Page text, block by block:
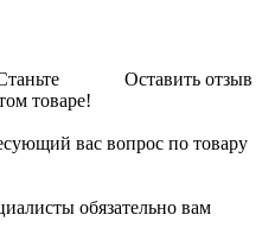
Оставить отзыв
товаре!
вас вопрос по товару
обязательно вам